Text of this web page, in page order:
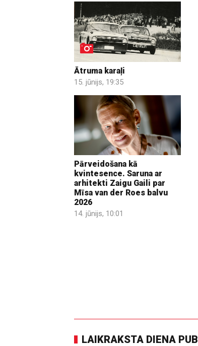
Ātruma karaļi
15. jūnijs, 19:35
Pārveidošana kā
kvintesence. Saruna ar
arhitekti Zaigu Gaili par
Mīsa van der Roes balvu
2026
14. jūnijs, 10:01
LAIKRAKSTA DIENA